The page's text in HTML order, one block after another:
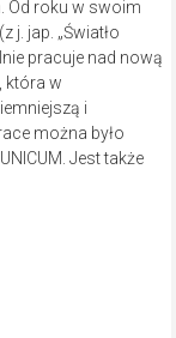
Od roku w swoim
j. jap. „Światło
pracuje nad nową
która w
i
można było
Jest także